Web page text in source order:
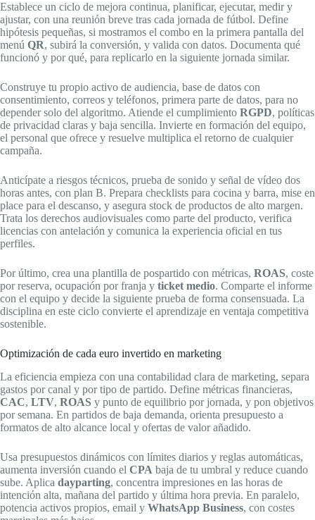
Establece un ciclo de mejora continua, planificar, ejecutar, medir y
ajustar, con una reunión breve tras cada jornada de fútbol. Define
hipótesis pequeñas, si mostramos el combo en la primera pantalla del
menú QR, subirá la conversión, y valida con datos. Documenta qué
funcionó y por qué, para replicarlo en la siguiente jornada similar.
Construye tu propio activo de audiencia, base de datos con
consentimiento, correos y teléfonos, primera parte de datos, para no
depender solo del algoritmo. Atiende el cumplimiento RGPD, políticas
de privacidad claras y baja sencilla. Invierte en formación del equipo,
el personal que ofrece y resuelve multiplica el retorno de cualquier
campaña.
Anticípate a riesgos técnicos, prueba de sonido y señal de vídeo dos
horas antes, con plan B. Prepara checklists para cocina y barra, mise en
place para el descanso, y asegura stock de productos de alto margen.
Trata los derechos audiovisuales como parte del producto, verifica
licencias con antelación y comunica la experiencia oficial en tus
perfiles.
Por último, crea una plantilla de pospartido con métricas, ROAS, coste
por reserva, ocupación por franja y ticket medio. Comparte el informe
con el equipo y decide la siguiente prueba de forma consensuada. La
disciplina en este ciclo convierte el aprendizaje en ventaja competitiva
sostenible.
Optimización de cada euro invertido en marketing
La eficiencia empieza con una contabilidad clara de marketing, separa
gastos por canal y por tipo de partido. Define métricas financieras,
CAC, LTV, ROAS y punto de equilibrio por jornada, y pon objetivos
por semana. En partidos de baja demanda, orienta presupuesto a
formatos de alto alcance local y ofertas de valor añadido.
Usa presupuestos dinámicos con límites diarios y reglas automáticas,
aumenta inversión cuando el CPA baja de tu umbral y reduce cuando
sube. Aplica dayparting, concentra impresiones en las horas de
intención alta, mañana del partido y última hora previa. En paralelo,
potencia activos propios, email y WhatsApp Business, con costes